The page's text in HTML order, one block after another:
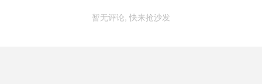
暂无评论, 快来抢沙发